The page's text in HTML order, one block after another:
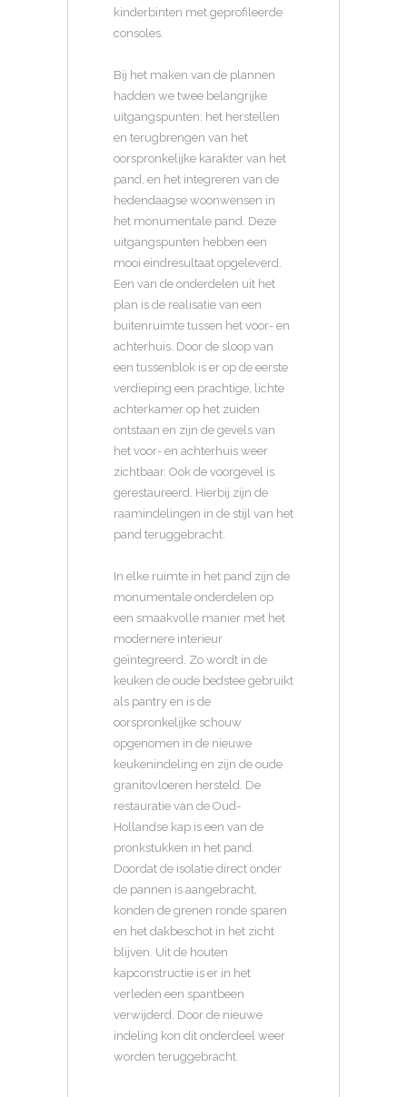
kinderbinten met geprofileerde
consoles.
Bij het maken van de plannen
hadden we twee belangrijke
uitgangspunten: het herstellen
en terugbrengen van het
oorspronkelijke karakter van het
pand, en het integreren van de
hedendaagse woonwensen in
het monumentale pand. Deze
uitgangspunten hebben een
mooi eindresultaat opgeleverd.
Een van de onderdelen uit het
plan is de realisatie van een
buitenruimte tussen het voor- en
achterhuis. Door de sloop van
een tussenblok is er op de eerste
verdieping een prachtige, lichte
achterkamer op het zuiden
ontstaan en zijn de gevels van
het voor- en achterhuis weer
zichtbaar. Ook de voorgevel is
gerestaureerd. Hierbij zijn de
raamindelingen in de stijl van het
pand teruggebracht.
In elke ruimte in het pand zijn de
monumentale onderdelen op
een smaakvolle manier met het
modernere interieur
geïntegreerd. Zo wordt in de
keuken de oude bedstee gebruikt
als pantry en is de
oorspronkelijke schouw
opgenomen in de nieuwe
keukenindeling en zijn de oude
granitovloeren hersteld. De
restauratie van de Oud-
Hollandse kap is een van de
pronkstukken in het pand.
Doordat de isolatie direct onder
de pannen is aangebracht,
konden de grenen ronde sparen
en het dakbeschot in het zicht
blijven. Uit de houten
kapconstructie is er in het
verleden een spantbeen
verwijderd. Door de nieuwe
indeling kon dit onderdeel weer
worden teruggebracht.